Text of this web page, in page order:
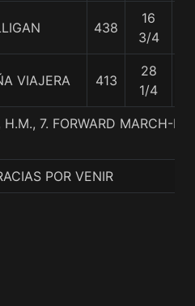
438
16
3/4
VIAJERA 413
28
1/4
7. FORWARD MARCH-
POR VENIR